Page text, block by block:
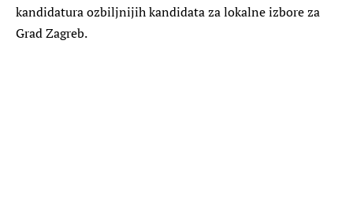
kandidatura ozbiljnijih kandidata za lokalne izbore za
Grad Zagreb.